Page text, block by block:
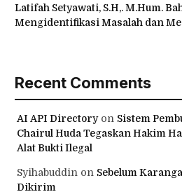
Latifah Setyawati, S.H,. M.Hum.
Mengidentifikasi Masalah dan
Recent Comments
AI API Directoryon Sistem
Chairul Huda Tegaskan Hakim
Alat Bukti Ilegal
Syihabuddin on Sebelum
Dikirim